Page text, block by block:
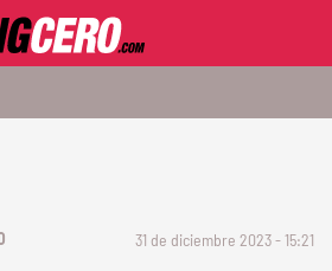
31 de diciembre 2023 - 15:21